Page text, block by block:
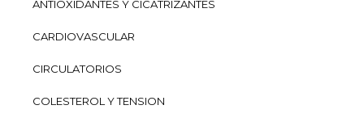
ANTIOXIDANTES Y CICATRIZANTES
CARDIOVASCULAR
CIRCULATORIOS
COLESTEROL Y TENSION